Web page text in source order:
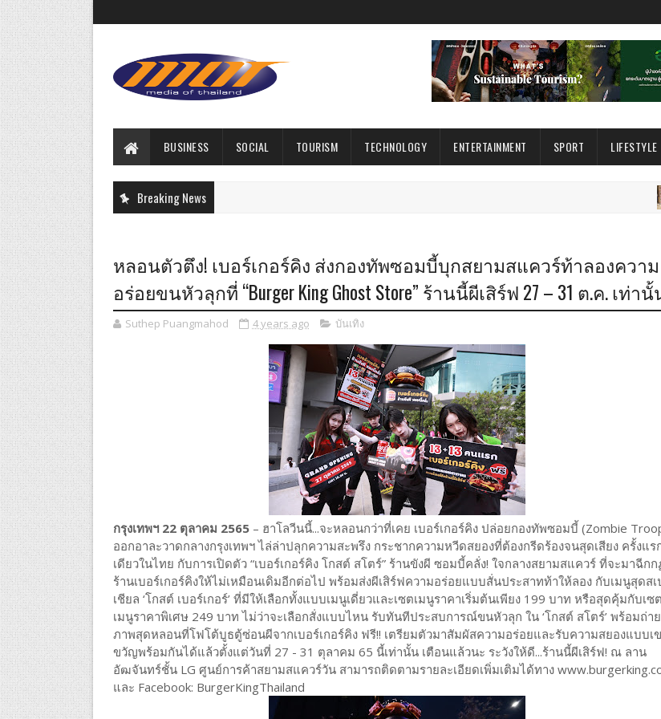
BUSINESS SOCIAL TOURISM TECHNOLOGY ENTERTAINMENT SPORT LIFESTYLE
Breaking News
หลอนตัวตึง! เบอร์เกอร์คิง ส่งกองทัพซอมบี้บุกสยามสแควร์ท้าลองความ
อร่อยขนหัวลุกที่ “Burger King Ghost Store” ร้านนี้ผีเสิร์ฟ 27 – 31 ต.ค. เท่า
Suthep Puangmahod 4 years ago บันเทิง
กรุงเทพฯ 22 ตุลาคม 2565 – ฮาโลวีนนี้...จะหลอนกว่าที่เคย เบอร์เกอร์คิง ปล่อยกองทัพซอมบี้ (Zombie
ออกอาละวาดกลางกรุงเทพฯ ไล่ล่าปลุกความสะพรึง กระชากความหวีดสยองที่ต้องกรีดร้องจนสุดเสียง ครั้งแร
เดียวในไทย กับการเปิดตัว “เบอร์เกอร์คิง โกสต์ สโตร์” ร้านขังผี ซอมบี้คลั่ง! ใจกลางสยามสแควร์ ที่จะมาฉีกก
ร้านเบอร์เกอร์คิงให้ไม่เหมือนเดิมอีกต่อไป พร้อมส่งผีเสิร์ฟความอร่อยแบบสั่นประสาทท้าให้ลอง กับเมนูสุดสเ
เชียล ‘โกสต์ เบอร์เกอร์’ ที่มีให้เลือกทั้งแบบเมนูเดี่ยวและเซตเมนูราคาเริ่มต้นเพียง 199 บาท หรือสุดคุ้มกับเซต
เมนูราคาพิเศษ 249 บาท ไม่ว่าจะเลือกสั่งแบบไหน รับทันทีประสบการณ์ขนหัวลุก ใน ‘โกสต์ สโตร์’ พร้อมถ่าย
ภาพสุดหลอนที่โฟโต้บูธตู้ซ่อนผีจากเบอร์เกอร์คิง ฟรี!! เตรียมตัวมาสัมผัสความอร่อยและรับความสยองแบบเ
ขวัญพร้อมกันได้แล้วตั้งแต่วันที่ 27 - 31 ตุลาคม 65 นี้เท่านั้น เตือนแล้วนะ ระวังให้ดี...ร้านนี้ผีเสิร์ฟ! ณ ลาน
อัฒจันทร์ชั้น LG ศูนย์การค้าสยามสแควร์วัน สามารถติดตามรายละเอียดเพิ่มเติมได้ทาง
และ Facebook: BurgerKingThailand